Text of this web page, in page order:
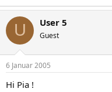
U User 5
Guest
6 Januar 2005
Hi Pia !